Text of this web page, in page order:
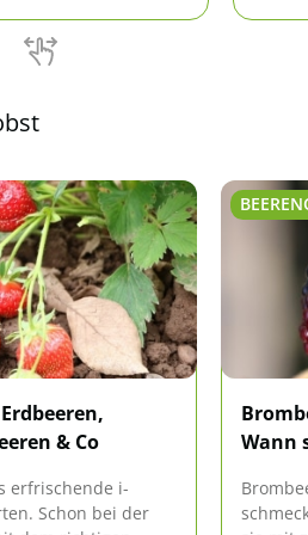
Aufschluss über die
& Co
erfrischende i-
Schon bei der
Wann